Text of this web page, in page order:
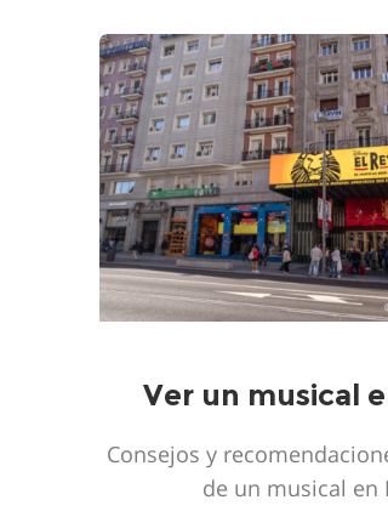
Ver un musical
Consejos y
de un musical en